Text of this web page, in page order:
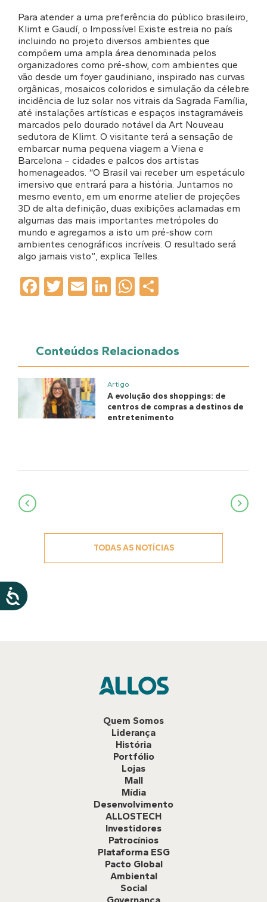
Para atender a uma preferência do público brasileiro,
Klimt e Gaudí, o Impossível Existe estreia no país
incluindo no projeto diversos ambientes que
compõem uma ampla área denominada pelos
organizadores como pré-show, com ambientes que
vão desde um foyer gaudiniano, inspirado nas curvas
orgânicas, mosaicos coloridos e simulação da célebre
incidência de luz solar nos vitrais da Sagrada Família,
até instalações artísticas e espaços instagramáveis
marcados pelo dourado notável da Art Nouveau
sedutora de Klimt. O visitante terá a sensação de
embarcar numa pequena viagem a Viena e
Barcelona – cidades e palcos dos artistas
homenageados. “O Brasil vai receber um espetáculo
imersivo que entrará para a história. Juntamos no
mesmo evento, em um enorme atelier de projeções
3D de alta definição, duas exibições aclamadas em
algumas das mais importantes metrópoles do
mundo e agregamos a isto um pré-show com
ambientes cenográficos incríveis. O resultado será
algo jamais visto”, explica Telles.
Facebook
Twitter
EmailLinkedIn
WhatsApp
Conteúdos Relacionados
Artigo
A evolução dos shoppings: de
centros de compras a destinos de
entretenimento
Navegação
Post
TODAS AS NOTÍCIAS
Quem Somos
Liderança
História
Portfólio
Lojas
Mall
Mídia
Desenvolvimento
ALLOSTECH
Investidores
Patrocínios
Plataforma ESG
Pacto Global
Ambiental
Social
Governança